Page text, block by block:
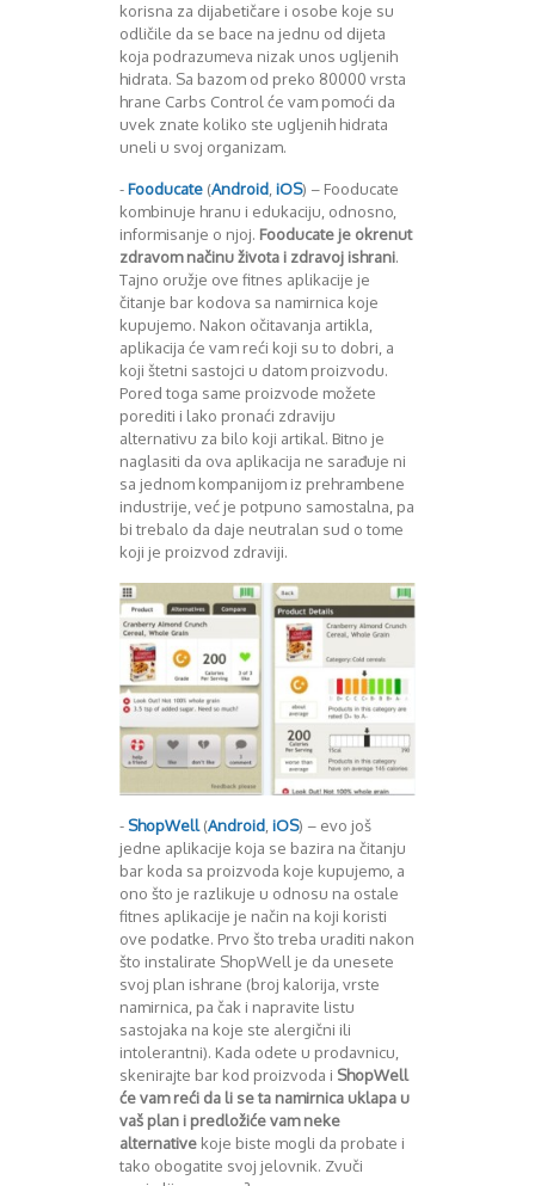
Februar 2018
Maj 2018
Juni 2018
Juli 2018
August 2018
Decembar 2018
Februar 2019
Juni 2019
Juli 2019
August 2019
Februar 2020
April 2020
korisna za dijabetičare i osobe koje su
odličile da se bace na jednu od dijeta
koja podrazumeva nizak unos ugljenih
hidrata. Sa bazom od preko 80000 vrsta
hrane Carbs Control će vam pomoći da
uvek znate koliko ste ugljenih hidrata
uneli u svoj organizam.
-Fooducate (Android,iOS) – Fooducate
kombinuje hranu i edukaciju, odnosno,
informisanje o njoj. Fooducate je okrenut
zdravom načinu života i zdravoj ishrani.
Tajno oružje ove fitnes aplikacije je
čitanje bar kodova sa namirnica koje
kupujemo. Nakon očitavanja artikla,
aplikacija će vam reći koji su to dobri, a
koji štetni sastojci u datom proizvodu.
Pored toga same proizvode možete
porediti i lako pronaći zdraviju
alternativu za bilo koji artikal. Bitno je
naglasiti da ova aplikacija ne sarađuje ni
sa jednom kompanijom iz prehrambene
industrije, već je potpuno samostalna, pa
bi trebalo da daje neutralan sud o tome
koji je proizvod zdraviji.
-ShopWell(Android iOS) – evo još
jedne aplikacije koja se bazira na čitanju
bar koda sa proizvoda koje kupujemo, a
ono što je razlikuje u odnosu na ostale
fitnes aplikacije je način na koji koristi
ove podatke. Prvo što treba uraditi nakon
što instalirate ShopWell je da unesete
svoj plan ishrane (broj kalorija, vrste
namirnica, pa čak i napravite listu
sastojaka na koje ste alergični ili
intolerantni). Kada odete u prodavnicu,
skenirajte bar kod proizvoda i ShopWell
će vam reći da li se ta namirnica uklapa u
vaš plan i predložiće vam neke
alternative koje biste mogli da probate i
tako obogatite svoj jelovnik. Zvuči